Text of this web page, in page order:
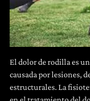
El dolor de rodilla es
causada por lesiones,
estructurales. La